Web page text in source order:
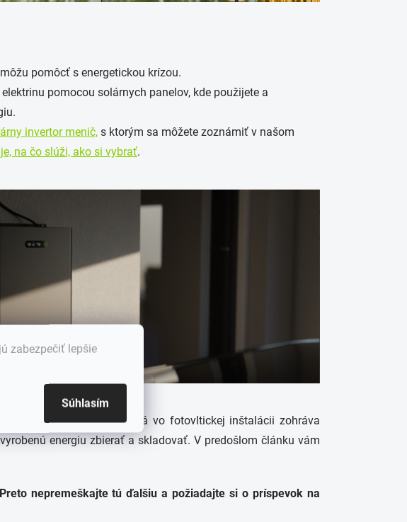
zabezpečiť lepšie
Súhlasím
pomôcť s energetickou krízou.
pomocou solárnych panelov, kde použijete a
invertor menič, s ktorým sa môžete zoznámiť v našom
na čo slúži, ako si vybrať.
aj fotovoltickú batériu, ktorá vo fotovltickej inštalácii zohráva
energiu zbierať a skladovať. V predošlom článku vám
nepremeškajte tú ďalšiu a požiadajte si o príspevok na